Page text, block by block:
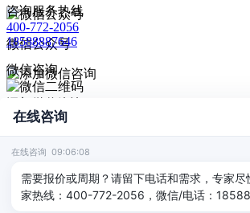
微信公众号
© 2026深圳市德恺检测有限公司版权所有
2025393459号-1
咨询服务热线
400-772-2056
18588887646
微信咨询
扫码添加微信咨询
给我回电
在线咨询
在线咨询 09:06:08
需要报价或周期？请留下电话和需求，专家尽
家热线：400-772-2056，微信/电话：